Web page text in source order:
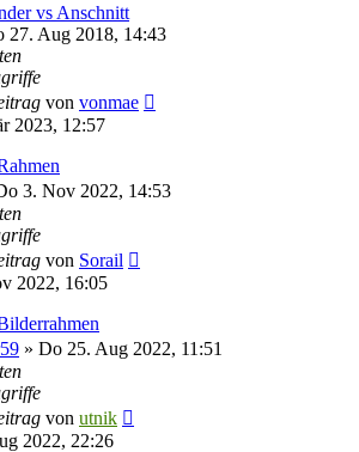
vs Anschnitt
27. Aug 2018, 14:43
von vonmae
2023, 12:57
3. Nov 2022, 14:53
von Sorail
2022, 16:05
» Do 25. Aug 2022, 11:51
von utnik
2022, 22:26